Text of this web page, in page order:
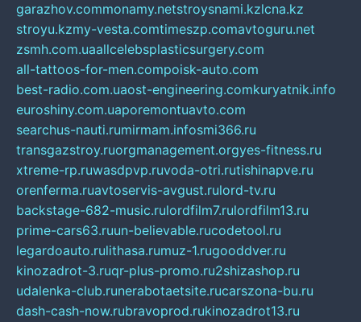
garazhov.commonamy.netstroysnami.kzlcna.kz
stroyu.kzmy-vesta.comtimeszp.comavtoguru.net
zsmh.com.uaallcelebsplasticsurgery.com
all-tattoos-for-men.compoisk-auto.com
best-radio.com.uaost-engineering.comkuryatnik.info
euroshiny.com.uaporemontuavto.com
searchus-nauti.rumirmam.infosmi366.ru
transgazstroy.ruorgmanagement.orgyes-fitness.ru
xtreme-rp.ruwasdpvp.ruvoda-otri.rutishinapve.ru
orenferma.ruavtoservis-avgust.rulord-tv.ru
backstage-682-music.rulordfilm7.rulordfilm13.ru
prime-cars63.ruun-believable.rucodetool.ru
legardoauto.rulithasa.rumuz-1.rugooddver.ru
kinozadrot-3.ruqr-plus-promo.ru2shizashop.ru
udalenka-club.runerabotaetsite.rucarszona-bu.ru
dash-cash-now.rubravoprod.rukinozadrot13.ru